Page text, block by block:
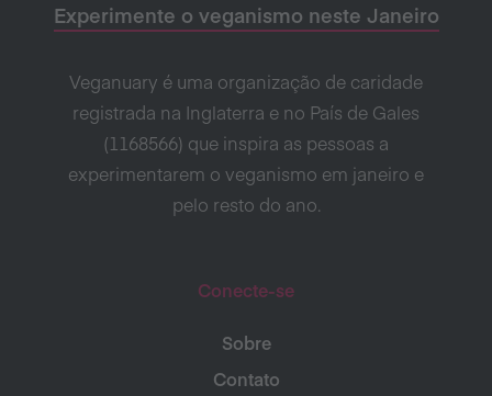
Experimente o veganismo neste Janeiro
Veganuary é uma organização de caridade
registrada na Inglaterra e no País de Gales
(1168566) que inspira as pessoas a
experimentarem o veganismo em janeiro e
pelo resto do ano.
Conecte-se
Sobre
Contato